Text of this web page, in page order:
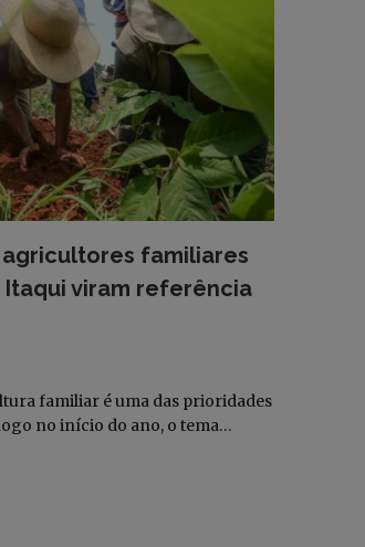
agricultores familiares
viram referência
familiar é uma das prioridades
no início do ano, o tema…